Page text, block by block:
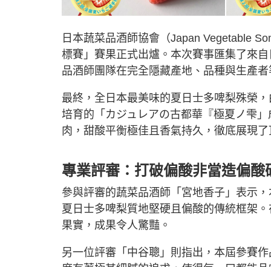
日本蔬菜品酒師協會（Japan Vegetable
標賽」賽果正式出爐。本次賽事匯集了來
品酒師團隊在完全隱藏產地、品種與生產
最終，全日本最美味的夏日士多啤梨殊榮
培育的「カジュレアの古都華『極夏ノ雫
肉，甜酸平衡極佳且香氣持久，徹底展現
專業評審：打破偏酸非當造偏酸
參與評審的蔬菜品酒師「宮地香子」表示
夏日士多啤梨質地堅硬且偏酸的傳統框架
果實，成果令人驚豔。
另一位評審「中谷聰」則指出，本屆參賽